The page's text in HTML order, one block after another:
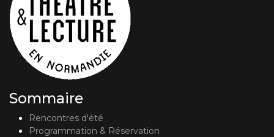
Sommaire
Rencontres d'été
Programmation & Réservation